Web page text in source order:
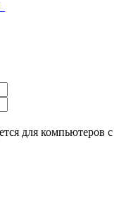
для компьютеров с